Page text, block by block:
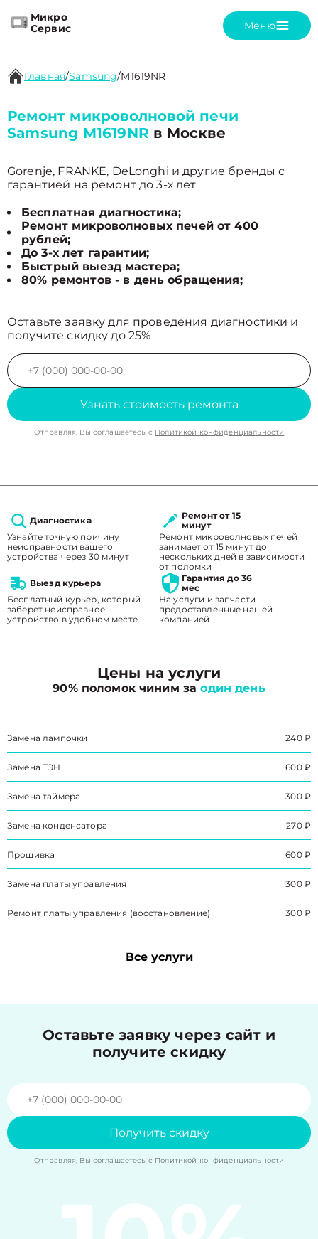
Микро
Сервис
Меню
Главная/Samsung/M1619NR
Ремонт микроволновой печи
Samsung M1619NR в Москве
Gorenje, FRANKE, DeLonghi и другие бренды с
гарантией на ремонт до 3-х лет
Бесплатная диагностика;
Ремонт микроволновых печей от 400
рублей;
До 3-х лет гарантии;
Быстрый выезд мастера;
80% ремонтов - в день обращения;
Оставьте заявку для проведения диагностики и
получите скидку до 25%
Узнать стоимость ремонта
Отправляя, Вы соглашаетесь с Политикой конфиденциальности
Диагностика
Узнайте точную причину
неисправности вашего
устройства через 30 минут
Ремонт от 15
минут
Ремонт микроволновых печей
занимает от 15 минут до
нескольких дней в зависимости
от поломки
Выезд курьера
Бесплатный курьер, который
заберет неисправное
устройство в удобном месте.
Гарантия до 36
мес
На услуги и запчасти
предоставленные нашей
компанией
Цены на услуги
90% поломок чиним заодин день
Замена лампочки 240 ₽
Замена ТЭН 600 ₽
Замена таймера 300 ₽
Замена конденсатора 270 ₽
Прошивка 600 ₽
Замена платы управления 300 ₽
Ремонт платы управления (восстановление) 300 ₽
Все услуги
Оставьте заявку через сайт и
получите скидку
Получить скидку
Отправляя, Вы соглашаетесь с Политикой конфиденциальности